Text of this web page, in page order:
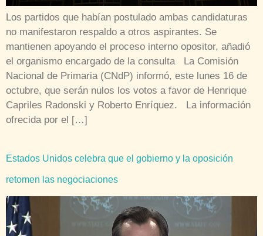
Los partidos que habían postulado ambas candidaturas
no manifestaron respaldo a otros aspirantes. Se
mantienen apoyando el proceso interno opositor, añadió
el organismo encargado de la consulta La Comisión
Nacional de Primaria (CNdP) informó, este lunes 16 de
octubre, que serán nulos los votos a favor de Henrique
Capriles Radonski y Roberto Enríquez. La información
ofrecida por el […]
Estados Unidos celebra que el gobierno y la oposición
retomen las negociaciones